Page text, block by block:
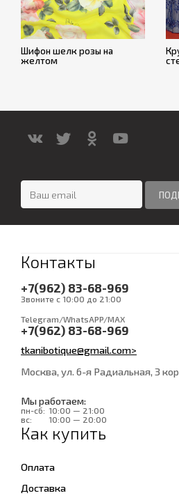
Шифон шелк розы на
желтом
Контакты
+7(962) 83-68-969
Звоните с 10:00 до 21:00
Telegram/WhatsAPP/MAX
+7(962) 83-68-969
tkanibotique@gmail.com>
Москва, ул. 6-я Радиальная, 3
Мы работаем:
пн-сб: 10:00 — 21:00
вс:
10:00 — 20:00
Как купить
Оплата
Доставка